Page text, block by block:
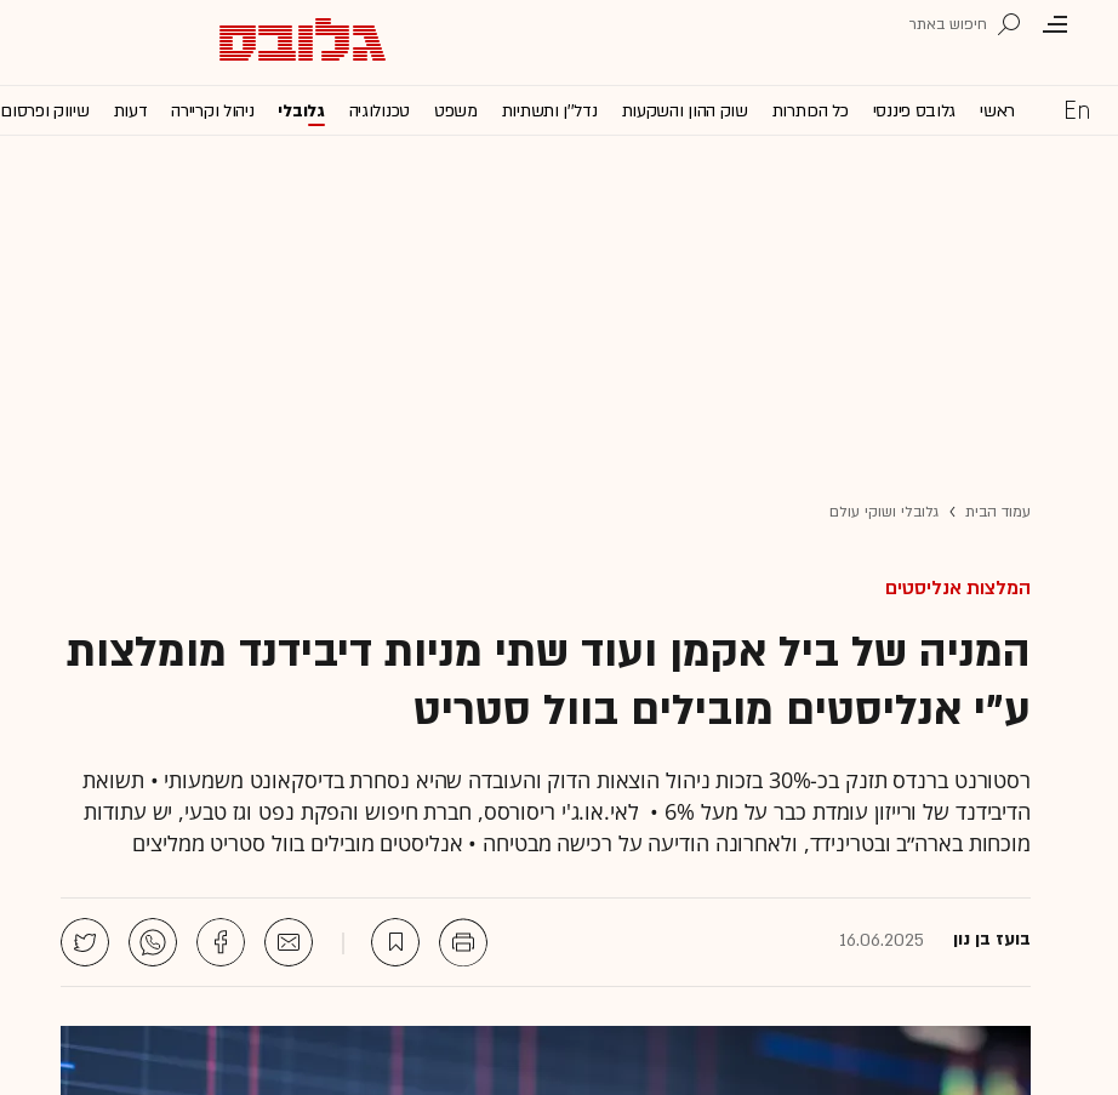
ראשי גלובס פיננסי כל הכותרות שוק ההון והשקעות נדל''ן ותשתיות משפט טכנולוגיה גלובלי ניהול וקריירה דעות שיווק ופרסום
עמוד הבית גלובלי ושוקי עולם
המלצות אנליסטים
המניה של ביל אקמן ועוד שתי מניות דיבידנד מומלצות
ע"י אנליסטים מובילים בוול סטריט
רסטורנט ברנדס תזנק בכ-30% בזכות ניהול הוצאות הדוק והעובדה שהיא נסחרת בדיסקאונט משמעותי • תשואת
הדיבידנד של ורייזון עומדת כבר על מעל 6% • לאי.או.ג'י ריסורסס, חברת חיפוש והפקת נפט וגז טבעי, יש עתודות
מוכחות בארה״ב ובטרינידד, ולאחרונה הודיעה על רכישה מבטיחה • אנליסטים מובילים בוול סטריט ממליצים
בועז בן נון 16.06.2025